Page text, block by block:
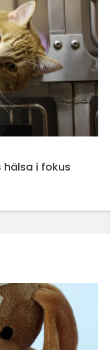
i fokus